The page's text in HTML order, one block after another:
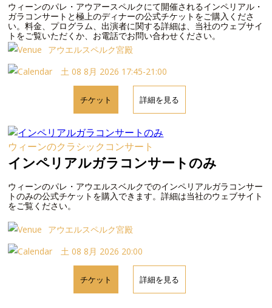
ウィーンのパレ・アウアースペルクにて開催されるインペリアル・
ガラコンサートと極上のディナーの公式チケットをご購入くださ
い。料金、プログラム、出演者に関する詳細は、当社のウェブサイ
トをご覧いただくか、お電話でお問い合わせください。
アウエルスペルク宮殿
土 08 8月 2026 17:45-21:00
チケット 詳細を見る
ウィーンのクラシックコンサート
インペリアルガラコンサートのみ
ウィーンのパレ・アウエルスベルクでのインペリアルガラコンサー
トのみの公式チケットを購入できます。詳細は当社のウェブサイト
をご覧ください。
アウエルスペルク宮殿
土 08 8月 2026 20:00
チケット 詳細を見る